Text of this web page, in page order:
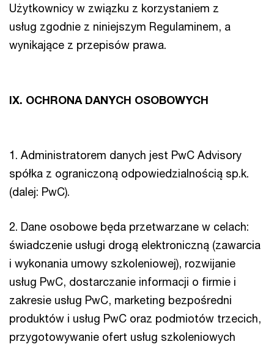
Użytkownicy w związku z korzystaniem z
usług zgodnie z niniejszym Regulaminem, a
wynikające z przepisów prawa.
IX. OCHRONA DANYCH OSOBOWYCH
1. Administratorem danych jest PwC Advisory
spółka z ograniczoną odpowiedzialnością sp.k.
(dalej: PwC).
2. Dane osobowe będa przetwarzane w celach:
świadczenie usługi drogą elektroniczną (zawarcia
i wykonania umowy szkoleniowej), rozwijanie
usług PwC, dostarczanie informacji o firmie i
zakresie usług PwC, marketing bezpośredni
produktów i usług PwC oraz podmiotów trzecich,
przygotowywanie ofert usług szkoleniowych